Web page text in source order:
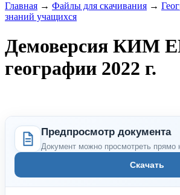
Главная → Файлы для скачивания →
знаний учащихся
Демоверсия КИМ
географии 2022 г.
Предпросмотр документа
Документ можно просмотреть прямо
Скачать